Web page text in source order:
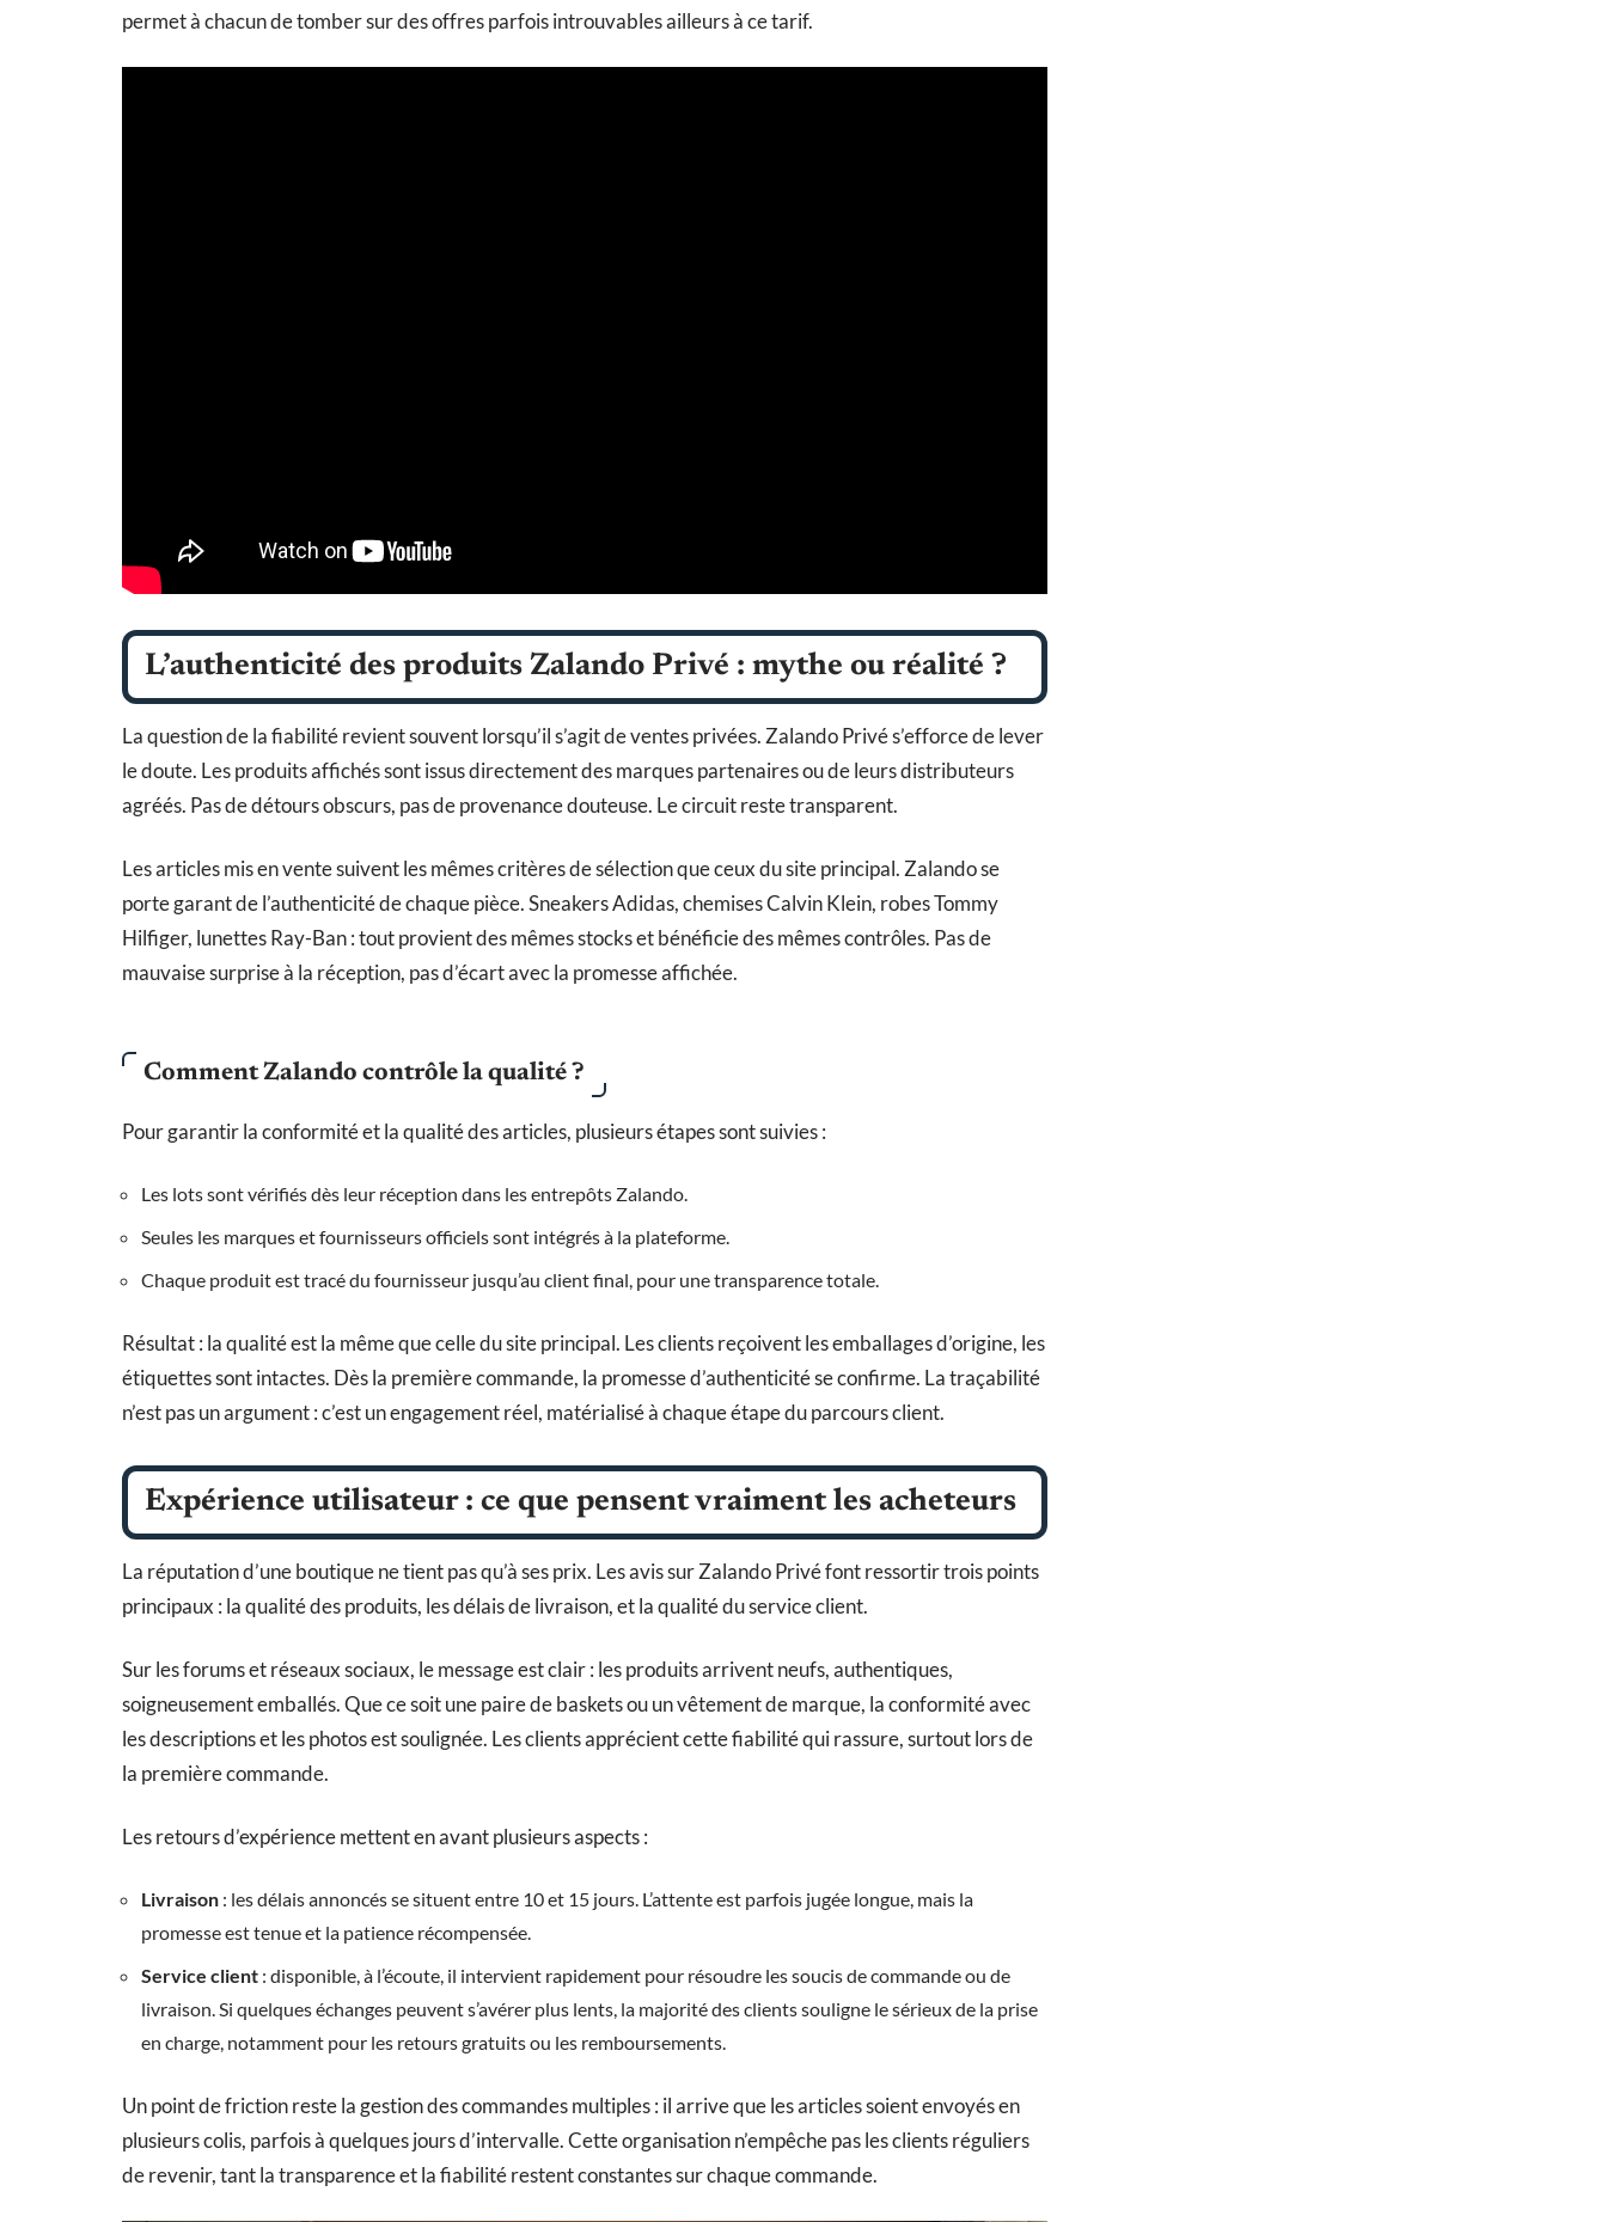
permet à chacun de tomber sur des offres parfois introuvables ailleurs à ce tarif.
L’authenticité des produits Zalando Privé : mythe ou réalité ?
La question de la fiabilité revient souvent lorsqu’il s’agit de ventes privées. Zalando Privé s’efforce de lever
le doute. Les produits affichés sont issus directement des marques partenaires ou de leurs distributeurs
agréés. Pas de détours obscurs, pas de provenance douteuse. Le circuit reste transparent.
Les articles mis en vente suivent les mêmes critères de sélection que ceux du site principal. Zalando se
porte garant de l’authenticité de chaque pièce. Sneakers Adidas, chemises Calvin Klein, robes Tommy
Hilfiger, lunettes Ray-Ban : tout provient des mêmes stocks et bénéficie des mêmes contrôles. Pas de
mauvaise surprise à la réception, pas d’écart avec la promesse affichée.
Comment Zalando contrôle la qualité ?
Pour garantir la conformité et la qualité des articles, plusieurs étapes sont suivies :
Les lots sont vérifiés dès leur réception dans les entrepôts Zalando.
Seules les marques et fournisseurs officiels sont intégrés à la plateforme.
Chaque produit est tracé du fournisseur jusqu’au client final, pour une transparence totale.
Résultat : la qualité est la même que celle du site principal. Les clients reçoivent les emballages d’origine, les
étiquettes sont intactes. Dès la première commande, la promesse d’authenticité se confirme. La traçabilité
n’est pas un argument : c’est un engagement réel, matérialisé à chaque étape du parcours client.
Expérience utilisateur : ce que pensent vraiment les acheteurs
La réputation d’une boutique ne tient pas qu’à ses prix. Les avis sur Zalando Privé font ressortir trois points
principaux : la qualité des produits, les délais de livraison, et la qualité du service client.
Sur les forums et réseaux sociaux, le message est clair : les produits arrivent neufs, authentiques,
soigneusement emballés. Que ce soit une paire de baskets ou un vêtement de marque, la conformité avec
les descriptions et les photos est soulignée. Les clients apprécient cette fiabilité qui rassure, surtout lors de
la première commande.
Les retours d’expérience mettent en avant plusieurs aspects :
Livraison : les délais annoncés se situent entre 10 et 15 jours. L’attente est parfois jugée longue, mais la
promesse est tenue et la patience récompensée.
Service client : disponible, à l’écoute, il intervient rapidement pour résoudre les soucis de commande ou de
livraison. Si quelques échanges peuvent s’avérer plus lents, la majorité des clients souligne le sérieux de la prise
en charge, notamment pour les retours gratuits ou les remboursements.
Un point de friction reste la gestion des commandes multiples : il arrive que les articles soient envoyés en
plusieurs colis, parfois à quelques jours d’intervalle. Cette organisation n’empêche pas les clients réguliers
de revenir, tant la transparence et la fiabilité restent constantes sur chaque commande.